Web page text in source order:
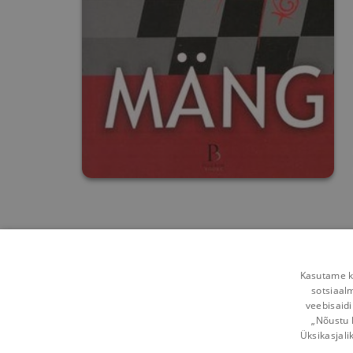
Kasutame
„Nõustu